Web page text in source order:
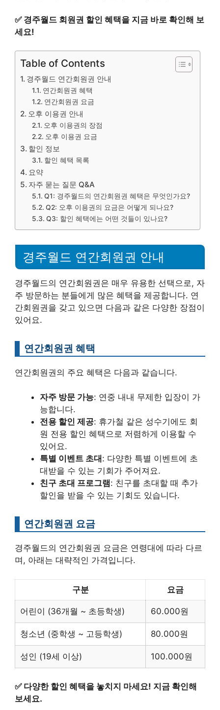
✅ 경주월드 회원권 할인 혜택을 지금 바로 확인해 보
세요!
Table of Contents
경주월드 연간회원권 안내
연간회원권 혜택
연간회원권 요금
오후 이용권 안내
오후 이용권의 장점
오후 이용권 요금
할인 정보
할인 혜택 목록
요약
자주 묻는 질문 Q&A
Q1: 경주월드의 연간회원권 혜택은 무엇인가요?
Q2: 오후 이용권의 요금은 어떻게 되나요?
Q3: 할인 혜택에는 어떤 것들이 있나요?
경주월드 연간회원권 안내
경주월드의 연간회원권은 매우 유용한 선택으로, 자
주 방문하는 분들에게 많은 혜택을 제공합니다. 연
간회원권을 갖고 있으면 다음과 같은 다양한 장점이
있어요.
연간회원권 혜택
연간회원권의 주요 혜택은 다음과 같습니다.
자주 방문 가능: 연중 내내 무제한 입장이 가
능합니다.
전용 할인 제공: 휴가철 같은 성수기에도 회
원 전용 할인 혜택으로 저렴하게 이용할 수
있어요.
특별 이벤트 초대 : 다양한 특별 이벤트에 초
대받을 수 있는 기회가 주어져요.
친구 초대 프로그램: 친구를 초대할 때 추가
할인을 받을 수 있는 기회도 있습니다.
연간회원권 요금
경주월드의 연간회원권 요금은 연령대에 따라 다르
며, 아래는 대략적인 가격입니다.
구분 요금
어린이 (36개월 ~ 초등학생) 60.000원
청소년 (중학생 ~ 고등학생) 80.000원
성인 (19세 이상) 100.000원
✅ 다양한 할인 혜택을 놓치지 마세요! 지금 확인해
보세요.